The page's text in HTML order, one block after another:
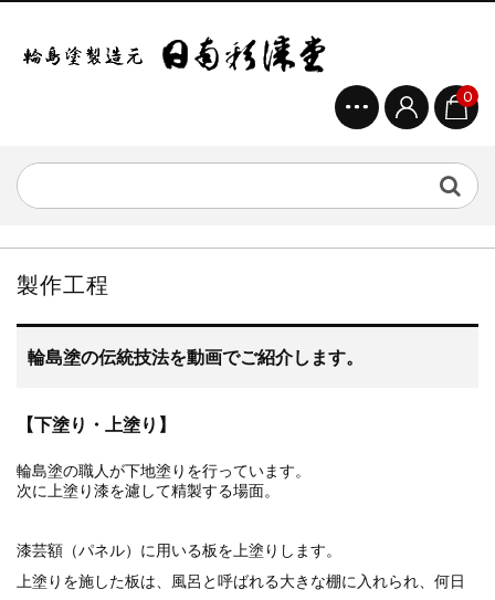
0
製作工程
輪島塗の伝統技法を動画でご紹介します。
【下塗り・上塗り】
輪島塗の職人が下地塗りを行っています。
次に上塗り漆を濾して精製する場面。
漆芸額（パネル）に用いる板を上塗りします。
上塗りを施した板は、風呂と呼ばれる大きな棚に入れられ、何日